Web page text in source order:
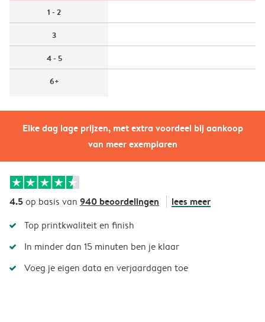
Elke dag lage prijzen, met extra voordeel bij aankoop
van meer exemplaren
1 - 2
3
4 - 5
6+
4.5op basis van 940 beoordelingen lees meer
Top printkwaliteit en finish
In minder dan 15 minuten ben je klaar
Voeg je eigen data en verjaardagen toe